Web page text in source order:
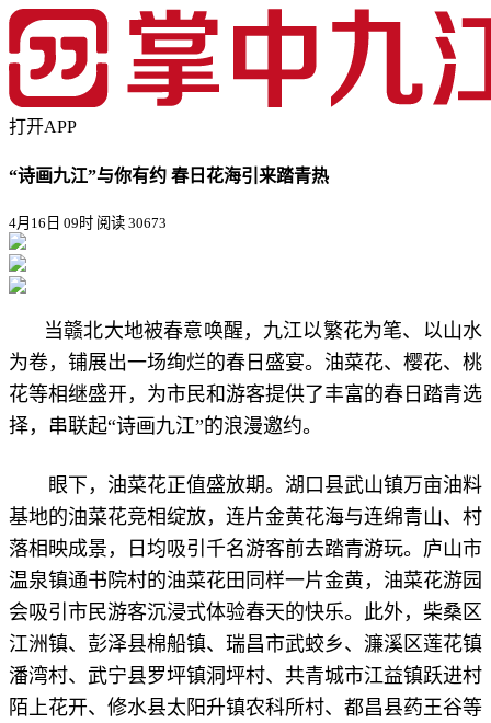
打开APP
“诗画九江”与你有约 春日花海引来踏青热
4月16日 09时 阅读 30673
当赣北大地被春意唤醒，九江以繁花为笔、以山水
为卷，铺展出一场绚烂的春日盛宴。油菜花、樱花、桃
花等相继盛开，为市民和游客提供了丰富的春日踏青选
择，串联起“诗画九江”的浪漫邀约。
眼下，油菜花正值盛放期。湖口县武山镇万亩油料
基地的油菜花竞相绽放，连片金黄花海与连绵青山、村
落相映成景，日均吸引千名游客前去踏青游玩。庐山市
温泉镇通书院村的油菜花田同样一片金黄，油菜花游园
会吸引市民游客沉浸式体验春天的快乐。此外，柴桑区
江洲镇、彭泽县棉船镇、瑞昌市武蛟乡、濂溪区莲花镇
潘湾村、武宁县罗坪镇洞坪村、共青城市江益镇跃进村
陌上花开、修水县太阳升镇农科所村、都昌县药王谷等